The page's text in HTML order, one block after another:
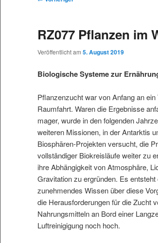
p
m
ä
r
e
n
I
s
u
n
d
ä
r
e
t
a
s
a
v
i
g
a
t
i
o
n
RZ077 Pflanzen im
Veröffentlicht am 5. August 2019
Biologische Systeme zur
Pflanzenzucht war von Anfang an
Raumfahrt. Waren die Ergebnisse
mager, wurde in den folgenden
weiteren Missionen, in der Antarktis
Biosphären-Projekten versucht, die
vollständiger Biokreisläufe weiter zu
ihre Abhängigkeit von Atmosphäre,
Gravitation zu ergründen. Es entsteht
zunehmendes Wissen über diese
die Herausforderungen für die Zucht
Nahrungsmitteln an Bord einer
Luftreinigigung noch hoch.